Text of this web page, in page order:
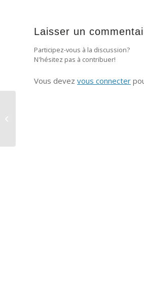
Laisser un
Participez-vous à la discussion?
N'hésitez pas à contribuer!
Vous devez vous connecter